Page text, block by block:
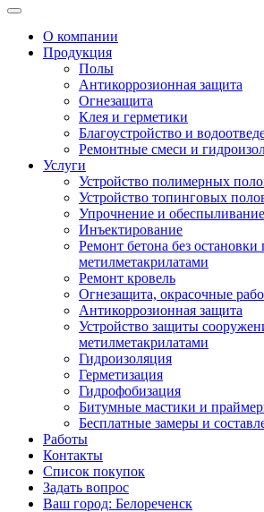
О компании
Продукция
Полы
Антикоррозионная защита
Огнезащита
Клея и герметики
Благоустройство и
Ремонтные смеси и
Услуги
Устройство полимерных
Устройство топинговых
Упрочнение и
Инъектирование
Ремонт бетона без остановки
метилметакрилатами
Ремонт кровель
Огнезащита, окрасочные
Антикоррозионная защита
Устройство защиты
метилметакрилатами
Гидроизоляция
Герметизация
Гидрофобизация
Битумные мастики и
Бесплатные замеры и
Работы
Контакты
Список покупок
Задать вопрос
Ваш город: Белореченск